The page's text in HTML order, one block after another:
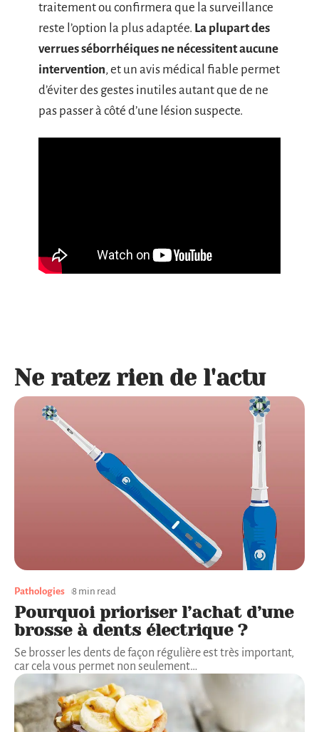
traitement ou confirmera que la surveillance
reste l’option la plus adaptée. La plupart des
verrues séborrhéiques ne nécessitent aucune
intervention, et un avis médical fiable permet
d’éviter des gestes inutiles autant que de ne
pas passer à côté d’une lésion suspecte.
Ne ratez rien de l'actu
Pathologies 8 min read
Pourquoi prioriser l’achat d’une
brosse à dents électrique ?
Se brosser les dents de façon régulière est très important,
car cela vous permet non seulement…